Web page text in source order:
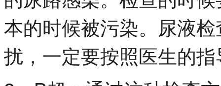
本的时候被污染。尿液
扰，一定要按照医生的